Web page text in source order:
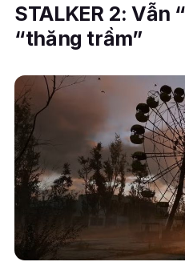
STALKER 2: Vẫn
“thăng trầm”